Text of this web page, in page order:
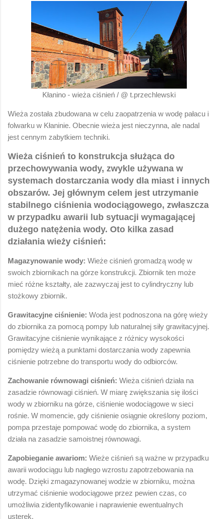
Kłanino - wieża ciśnień / @ t.przechlewski
Wieża została zbudowana w celu zaopatrzenia w wodę pałacu i
folwarku w Kłaninie. Obecnie wieża jest nieczynna, ale nadal
jest cennym zabytkiem techniki.
Wieża ciśnień to konstrukcja służąca do
przechowywania wody, zwykle używana w
systemach dostarczania wody dla miast i innych
obszarów. Jej głównym celem jest utrzymanie
stabilnego ciśnienia wodociągowego, zwłaszcza
w przypadku awarii lub sytuacji wymagającej
dużego natężenia wody. Oto kilka zasad
działania wieży ciśnień:
Magazynowanie wody: Wieże ciśnień gromadzą wodę w
swoich zbiornikach na górze konstrukcji. Zbiornik ten może
mieć różne kształty, ale zazwyczaj jest to cylindryczny lub
stożkowy zbiornik.
Grawitacyjne ciśnienie: Woda jest podnoszona na górę wieży
do zbiornika za pomocą pompy lub naturalnej siły grawitacyjnej.
Grawitacyjne ciśnienie wynikające z różnicy wysokości
pomiędzy wieżą a punktami dostarczania wody zapewnia
ciśnienie potrzebne do transportu wody do odbiorców.
Zachowanie równowagi ciśnień: Wieża ciśnień działa na
zasadzie równowagi ciśnień. W miarę zwiększania się ilości
wody w zbiorniku na górze, ciśnienie wodociągowe w sieci
rośnie. W momencie, gdy ciśnienie osiągnie określony poziom,
pompa przestaje pompować wodę do zbiornika, a system
działa na zasadzie samoistnej równowagi.
Zapobieganie awariom: Wieże ciśnień są ważne w przypadku
awarii wodociągu lub nagłego wzrostu zapotrzebowania na
wodę. Dzięki zmagazynowanej wodzie w zbiorniku, można
utrzymać ciśnienie wodociągowe przez pewien czas, co
umożliwia zidentyfikowanie i naprawienie ewentualnych
usterek.